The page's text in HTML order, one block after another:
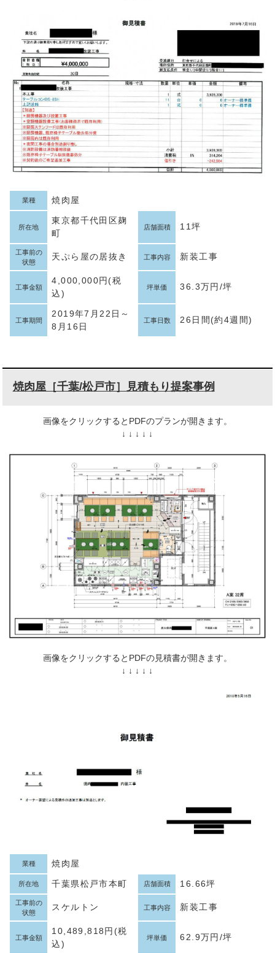
業種 焼肉屋
所在地
東京都千代田区麹
町
店舗面積 11坪
工事前の
状態
天ぷら屋の居抜き 工事内容 新装工事
工事金額
4,000,000円(税
込)
坪単価 36.3万円/坪
工事期間
2019年7月22日～
8月16日
工事日数 26日間(約4週間)
焼肉屋［千葉/松戸市］見積もり提案事例
画像をクリックするとPDFのプランが開きます。
↓ ↓ ↓ ↓ ↓
画像をクリックするとPDFの見積書が開きます。
↓ ↓ ↓ ↓ ↓
業種 焼肉屋
所在地 千葉県松戸市本町 店舗面積 16.66坪
工事前の
状態
スケルトン 工事内容 新装工事
工事金額
10,489,818円(税
込)
坪単価 62.9万円/坪